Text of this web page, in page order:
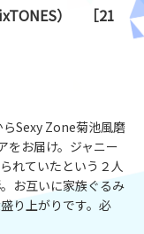
） ［21
らSexy Zone菊池風磨
をお届け。ジャニー
れていたという２人
お互いに家族ぐるみ
り上がりです。必